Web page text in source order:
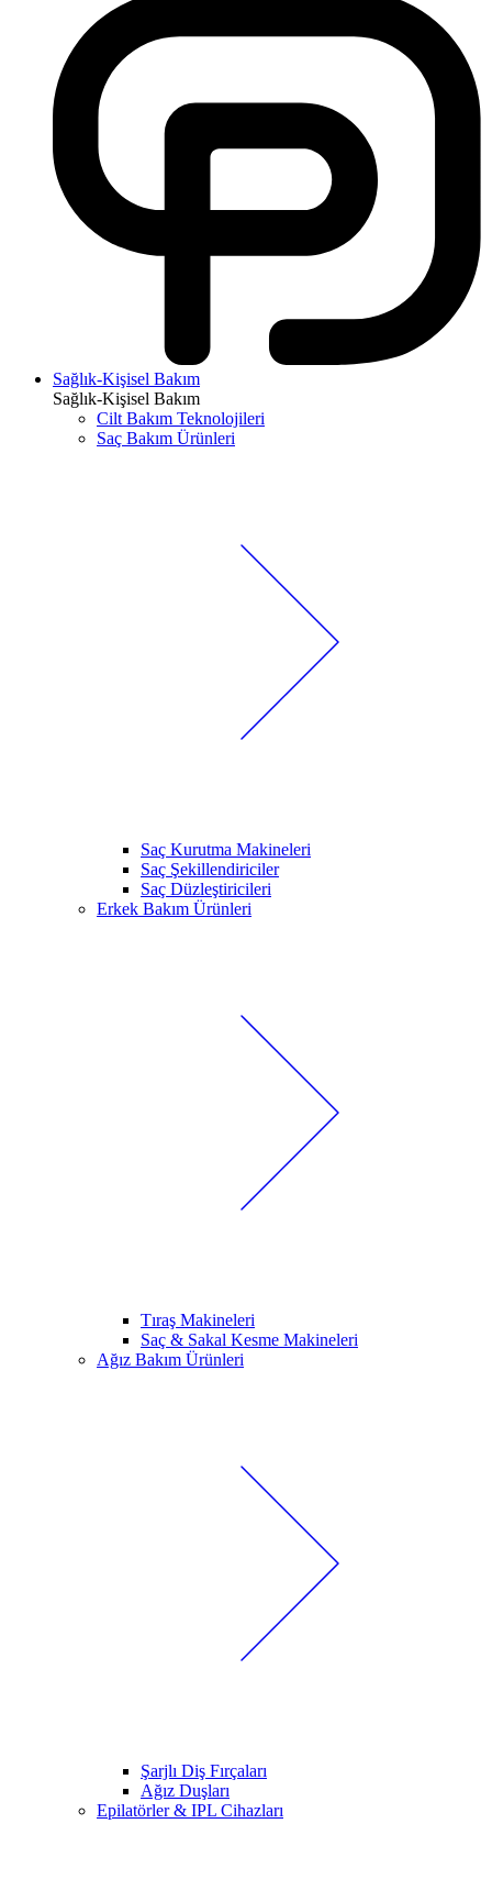
Sağlık-Kişisel Bakım
Sağlık-Kişisel Bakım
Cilt Bakım Teknolojileri
Saç Bakım Ürünleri
Saç Kurutma Makineleri
Saç Şekillendiriciler
Saç Düzleştiricileri
Erkek Bakım Ürünleri
Tıraş Makineleri
Saç & Sakal Kesme Makineleri
Ağız Bakım Ürünleri
Şarjlı Diş Fırçaları
Ağız Duşları
Epilatörler & IPL Cihazları